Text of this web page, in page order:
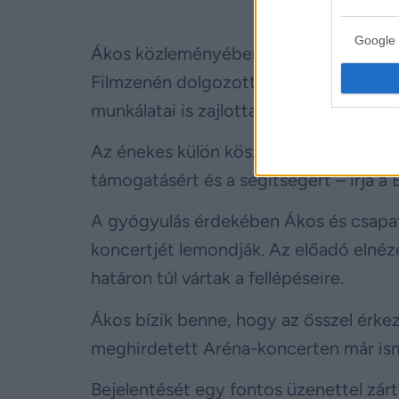
Google
Ákos közleményében felidézte, hogy
Filmzenén dolgozott,
munkálatai is zajlottak, amikor a
Az énekes külön köszönetet mondott
támogatásért és a segítségért – írja a
A gyógyulás érdekében Ákos és
koncertjét lemondják. Az előadó
határon túl vártak a fellépéseire.
Ákos bízik benne, hogy az ősszel
meghirdetett Aréna-koncerten már
Bejelentését egy fontos üzenettel